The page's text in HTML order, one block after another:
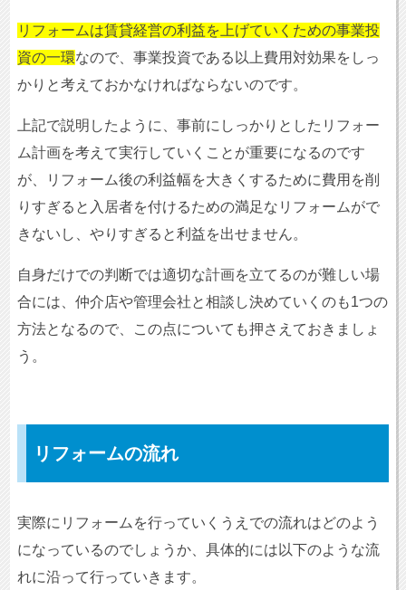
リフォームは賃貸経営の利益を上げていくための事業投
資の一環なので、事業投資である以上費用対効果をしっ
かりと考えておかなければならないのです。
上記で説明したように、事前にしっかりとしたリフォー
ム計画を考えて実行していくことが重要になるのです
が、リフォーム後の利益幅を大きくするために費用を削
りすぎると入居者を付けるための満足なリフォームがで
きないし、やりすぎると利益を出せません。
自身だけでの判断では適切な計画を立てるのが難しい場
合には、仲介店や管理会社と相談し決めていくのも1つの
方法となるので、この点についても押さえておきましょ
う。
リフォームの流れ
実際にリフォームを行っていくうえでの流れはどのよう
になっているのでしょうか、具体的には以下のような流
れに沿って行っていきます。